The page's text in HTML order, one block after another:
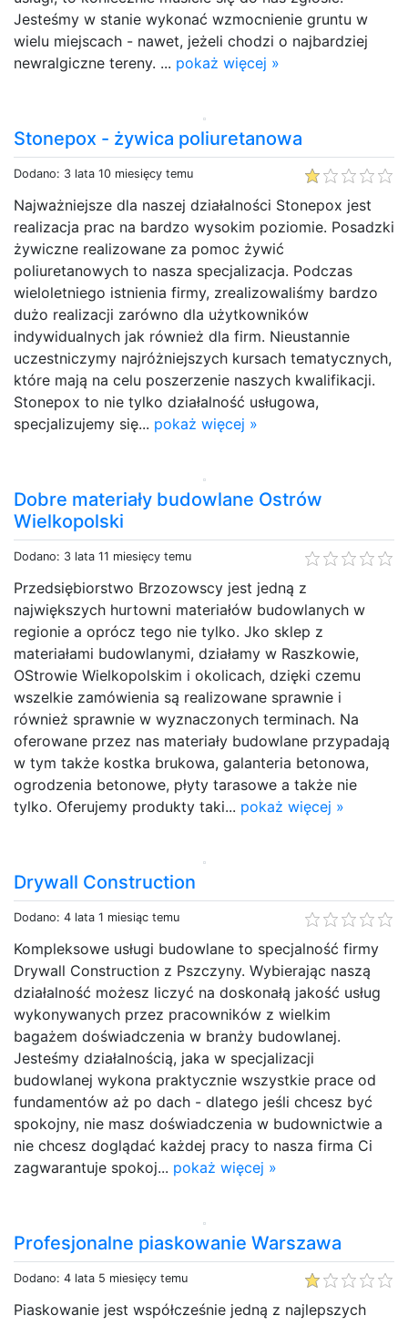
Jesteśmy w stanie wykonać wzmocnienie gruntu w
wielu miejscach - nawet, jeżeli chodzi o najbardziej
newralgiczne tereny. ... pokaż więcej »
Stonepox - żywica poliuretanowa
Dodano: 3 lata 10 miesięcy temu
Najważniejsze dla naszej działalności Stonepox jest
realizacja prac na bardzo wysokim poziomie. Posadzki
żywiczne realizowane za pomoc żywić
poliuretanowych to nasza specjalizacja. Podczas
wieloletniego istnienia firmy, zrealizowaliśmy bardzo
dużo realizacji zarówno dla użytkowników
indywidualnych jak również dla firm. Nieustannie
uczestniczymy najróżniejszych kursach tematycznych,
które mają na celu poszerzenie naszych kwalifikacji.
Stonepox to nie tylko działalność usługowa,
specjalizujemy się... pokaż więcej »
Dobre materiały budowlane Ostrów
Wielkopolski
Dodano: 3 lata 11 miesięcy temu
Przedsiębiorstwo Brzozowscy jest jedną z
największych hurtowni materiałów budowlanych w
regionie a oprócz tego nie tylko. Jko sklep z
materiałami budowlanymi, działamy w Raszkowie,
OStrowie Wielkopolskim i okolicach, dzięki czemu
wszelkie zamówienia są realizowane sprawnie i
również sprawnie w wyznaczonych terminach. Na
oferowane przez nas materiały budowlane przypadają
w tym także kostka brukowa, galanteria betonowa,
ogrodzenia betonowe, płyty tarasowe a także nie
tylko. Oferujemy produkty taki... pokaż więcej »
Drywall Construction
Dodano: 4 lata 1 miesiąc temu
Kompleksowe usługi budowlane to specjalność firmy
Drywall Construction z Pszczyny. Wybierając naszą
działalność możesz liczyć na doskonałą jakość usług
wykonywanych przez pracowników z wielkim
bagażem doświadczenia w branży budowlanej.
Jesteśmy działalnością, jaka w specjalizacji
budowlanej wykona praktycznie wszystkie prace od
fundamentów aż po dach - dlatego jeśli chcesz być
spokojny, nie masz doświadczenia w budownictwie a
nie chcesz doglądać każdej pracy to nasza firma Ci
zagwarantuje spokoj... pokaż więcej »
Profesjonalne piaskowanie Warszawa
Dodano: 4 lata 5 miesięcy temu
Piaskowanie jest współcześnie jedną z najlepszych